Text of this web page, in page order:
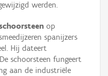
werden.
op
spanijzers
Hij dateert
schoorsteen fungeert
aan de industriële